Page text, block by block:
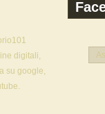
digitali,
su google,